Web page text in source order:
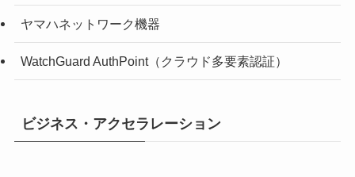
ヤマハネットワーク機器
WatchGuard AuthPoint（クラウド多要素認証）
ビジネス・アクセラレーション